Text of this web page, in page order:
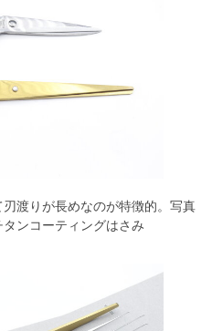
渡りが長めなのが特徴的。写真
ンコーティングはさみ